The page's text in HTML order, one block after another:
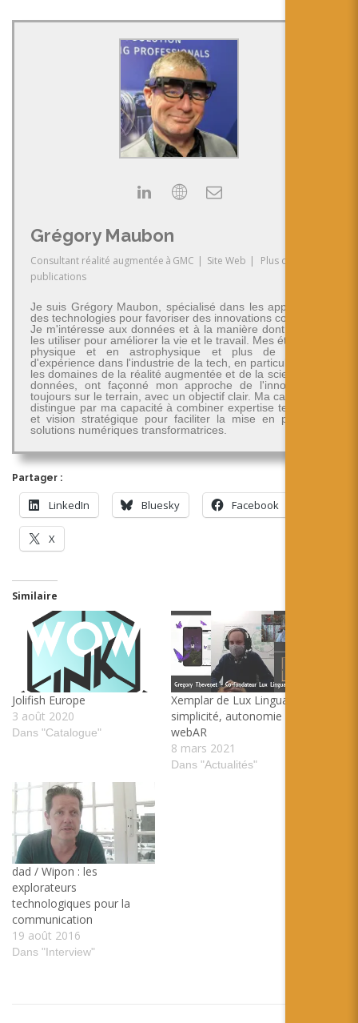
Grégory Maubon
Consultant réalité augmentée à GMC | Site Web |
Plus de
publications
Je suis Grégory Maubon, spécialisé dans les applications
des technologies pour favoriser des innovations concrètes.
Je m'intéresse aux données et à la manière dont on peut
les utiliser pour améliorer la vie et le travail. Mes études en
physique et en astrophysique et plus de 30 ans
d'expérience dans l'industrie de la tech, en particulier dans
les domaines de la réalité augmentée et de la science des
données, ont façonné mon approche de l'innovation -
toujours sur le terrain, avec un objectif clair. Ma carrière se
distingue par ma capacité à combiner expertise technique
et vision stratégique pour faciliter la mise en place de
solutions numériques transformatrices.
Partager :
LinkedIn Bluesky Facebook
X
Similaire
Jolifish Europe
3 août 2020
Dans "Catalogue"
Xemplar de Lux Lingua :
simplicité, autonomie et
webAR
8 mars 2021
Dans "Actualités"
dad / Wipon : les
explorateurs
technologiques pour la
communication
19 août 2016
Dans "Interview"